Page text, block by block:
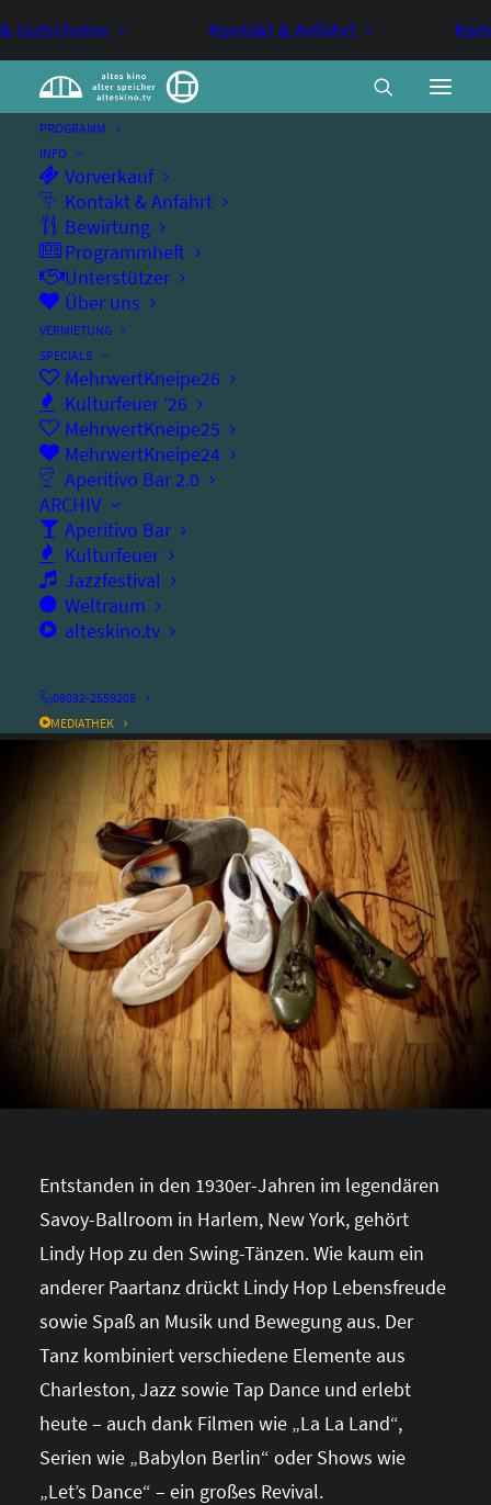
Gutscheine Kontakt & Anfahrt
PROGRAMM
INFO
Vorverkauf
Kontakt & Anfahrt
Bewirtung
Programmheft
Unterstützer
Über uns
VERMIETUNG
SPECIALS
MehrwertKneipe26
Kulturfeuer ’26
MehrwertKneipe25
MehrwertKneipe24
Aperitivo Bar 2.0
ARCHIV
Aperitivo Bar
Kulturfeuer
Jazzfestival
Weltraum
alteskino.tv
08092-2559205
MEDIATHEK
Swinging Sunday: Social Dance
TANZ
Swing tanzen im alten kino
Entstanden in den 1930er-Jahren im legendären
Savoy-Ballroom in Harlem, New York, gehört
Lindy Hop zu den Swing-Tänzen. Wie kaum ein
anderer Paartanz drückt Lindy Hop Lebensfreude
sowie Spaß an Musik und Bewegung aus. Der
Tanz kombiniert verschiedene Elemente aus
Charleston, Jazz sowie Tap Dance und erlebt
heute – auch dank Filmen wie „La La Land“,
Serien wie „Babylon Berlin“ oder Shows wie
„Let’s Dance“ – ein großes Revival.
Sonntag, 16.03.2025
Ort:
Dauer:
Eintritt frei